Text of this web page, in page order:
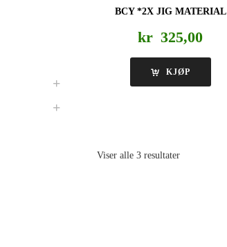
BCY *2X JIG MATERIAL
kr 325,00
KJØP
Viser alle 3 resultater